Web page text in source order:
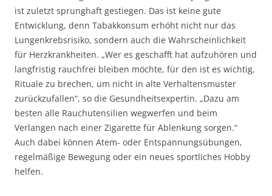
ist zuletzt sprunghaft gestiegen. Das ist keine gute
Entwicklung, denn Tabakkonsum erhöht nicht nur das
Lungenkrebsrisiko, sondern auch die Wahrscheinlichkeit
für Herzkrankheiten. „Wer es geschafft hat aufzuhören und
langfristig rauchfrei bleiben möchte, für den ist es wichtig,
Rituale zu brechen, um nicht in alte Verhaltensmuster
zurückzufallen“, so die Gesundheitsexpertin. „Dazu am
besten alle Rauchutensilien wegwerfen und beim
Verlangen nach einer Zigarette für Ablenkung sorgen.“
Auch dabei können Atem- oder Entspannungsübungen,
regelmäßige Bewegung oder ein neues sportliches Hobby
helfen.